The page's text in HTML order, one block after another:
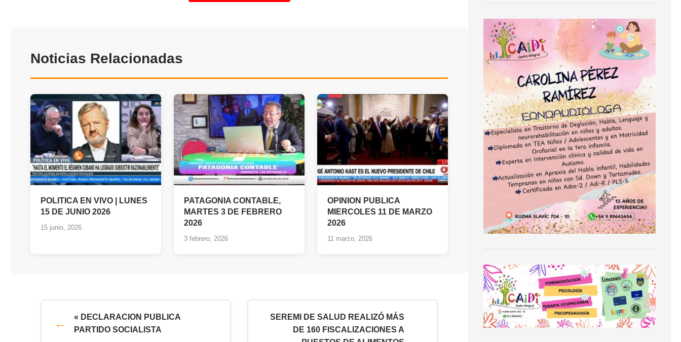
Noticias Relacionadas
POLITICA EN VIVO | LUNES
15 DE JUNIO 2026
15 junio, 2026
PATAGONIA CONTABLE,
MARTES 3 DE FEBRERO
2026
3 febrero, 2026
OPINION PUBLICA
MIERCOLES 11 DE MARZO
2026
11 marzo, 2026
« DECLARACION PUBLICA
PARTIDO SOCIALISTA
SEREMI DE SALUD REALIZÓ MÁS
DE 160 FISCALIZACIONES A